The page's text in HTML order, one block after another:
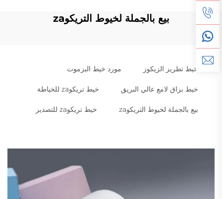
بيع بالجملة لخيوط التريكوza
خيط تطريز الزيكوز مورد خيط البزموت
خيط بزاق لامع عالي البريق خيط تريكوza للخياطة
بيع بالجملة لخيوط التريكوza خيط تريكوza للتصدير